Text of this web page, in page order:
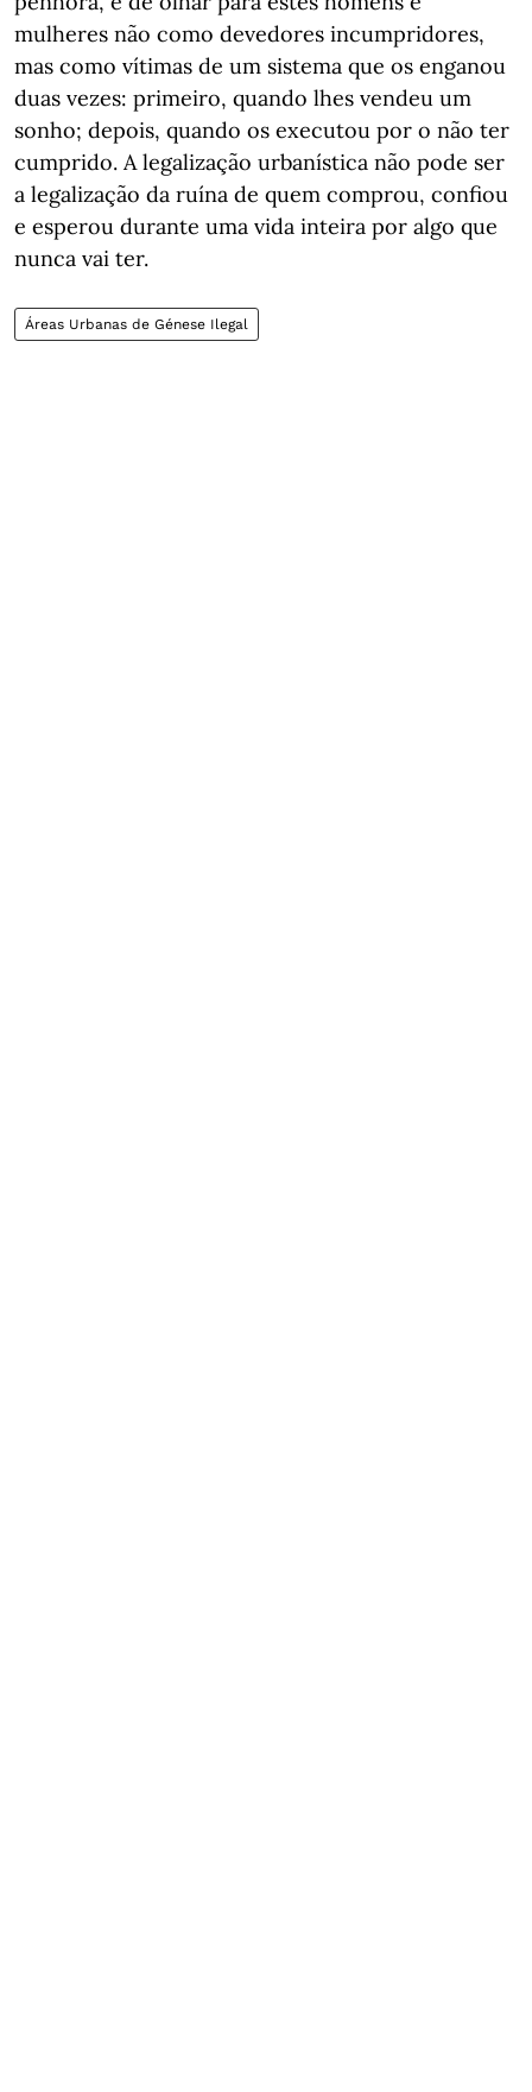
mulheres não como devedores incumpridores,
mas como vítimas de um sistema que os enganou
duas vezes: primeiro, quando lhes vendeu um
sonho; depois, quando os executou por o não ter
cumprido. A legalização urbanística não pode ser
a legalização da ruína de quem comprou, confiou
e esperou durante uma vida inteira por algo que
nunca vai ter.
Áreas Urbanas de Génese Ilegal